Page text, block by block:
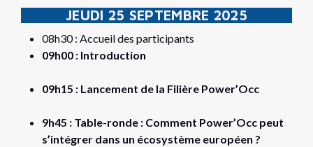
JEUDI 25 SEPTEMBRE 2025
08h30 : Accueil des participants
09h00 : Introduction
09h15 : Lancement de la Filière Power’Occ
9h45 : Table-ronde : Comment Power’Occ peut
s’intégrer dans un écosystème européen ?